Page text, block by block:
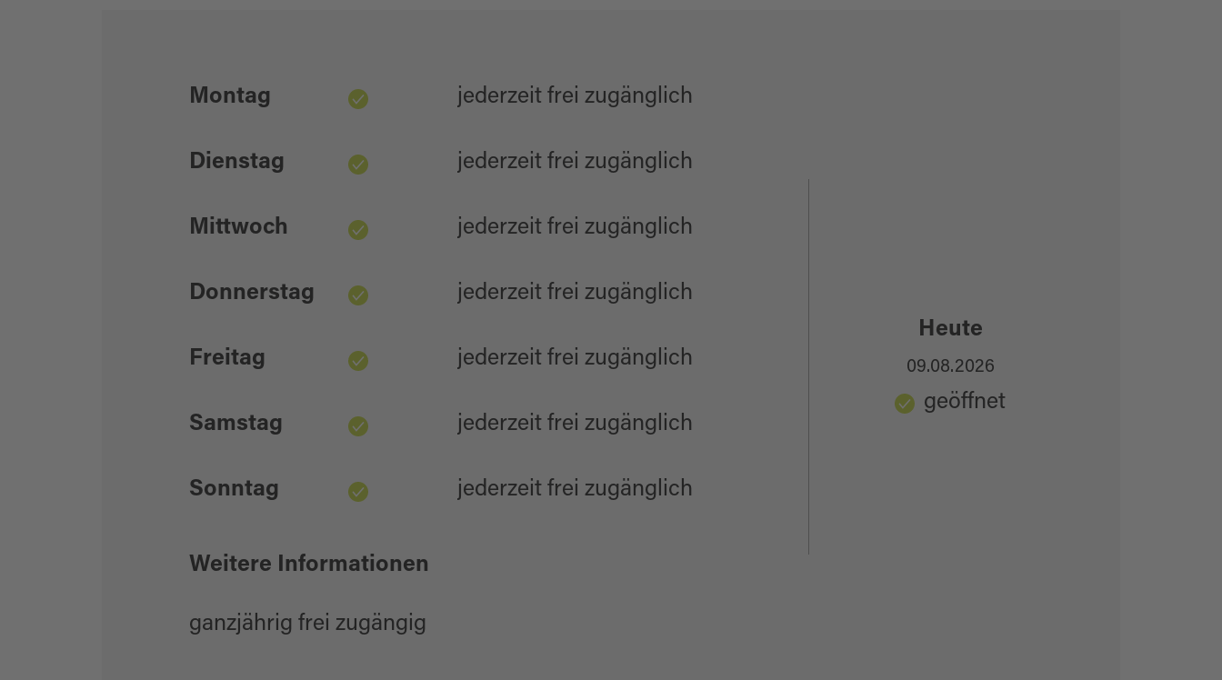
Montag jederzeit frei zugänglich
Dienstag jederzeit frei zugänglich
Mittwoch jederzeit frei zugänglich
Donnerstag jederzeit frei zugänglich
Freitag jederzeit frei zugänglich
Samstag jederzeit frei zugänglich
Sonntag jederzeit frei zugänglich
Weitere Informationen
ganzjährig frei zugängig
Heute
09.08.2026
geöffnet